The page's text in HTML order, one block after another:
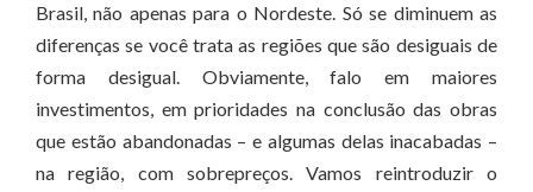
Brasil, não apenas para o Nordeste. Só se diminuem as
diferenças se você trata as regiões que são desiguais de
forma desigual. Obviamente, falo em maiores
investimentos, em prioridades na conclusão das obras
que estão abandonadas – e algumas delas inacabadas –
na região, com sobrepreços. Vamos reintroduzir o